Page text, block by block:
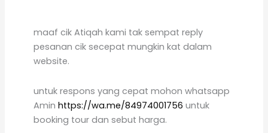
maaf cik Atiqah kami tak sempat reply
pesanan cik secepat mungkin kat dalam
website.
untuk respons yang cepat mohon whatsapp
Aminhttps://wa.me/84974001756 untuk
booking tour dan sebut harga.